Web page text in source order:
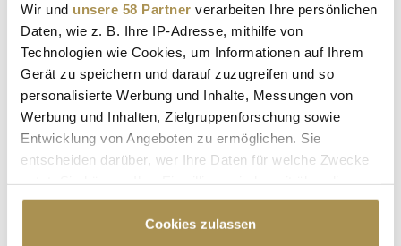
Wir und unsere 58 Partner verarbeiten Ihre persönlichen
Daten, wie z. B. Ihre IP-Adresse, mithilfe von
Technologien wie Cookies, um Informationen auf Ihrem
Gerät zu speichern und darauf zuzugreifen und so
personalisierte Werbung und Inhalte, Messungen von
Werbung und Inhalten, Zielgruppenforschung sowie
Entwicklung von Angeboten zu ermöglichen. Sie
entscheiden darüber, wer Ihre Daten für welche Zwecke
Cookie-Erklärung oder durch Klicken auf das Privacy
Trigger Symbol ändern oder widerrufen
Cookies zulassen